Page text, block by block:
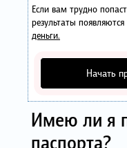
Если вам трудно
результаты
деньги.
Начать
Имею ли я
паспорта?